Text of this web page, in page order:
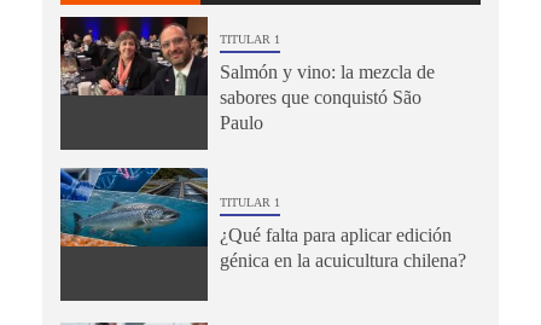
TITULAR 1
Salmón y vino: la mezcla de
sabores que conquistó São
Paulo
TITULAR 1
¿Qué falta para aplicar edición
génica en la acuicultura chilena?